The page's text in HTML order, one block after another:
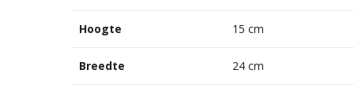
Hoogte 15 cm
Breedte 24 cm